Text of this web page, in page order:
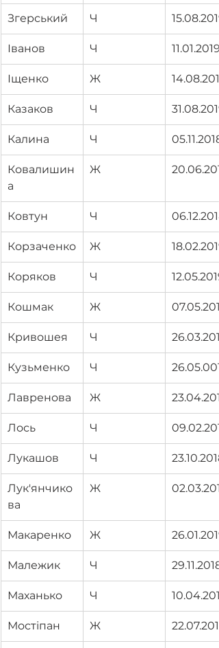
Згерський Ч 15.08.2019
Іванов Ч 11.01.2019
Іщенко Ж
Казаков Ч 31.08.2019
Калина Ч 05.11.2018
Ковалишин
а
Ж
Ковтун Ч 06.12.2018
Корзаченко Ж 18.02.2019
Коряков Ч 12.05.2019
Кошмак Ж
Кривошея Ч
Кузьменко Ч
Лавренова Ж
Лось Ч
Лукашов Ч 23.10.2018
Лук'янчико
ва
Ж
Макаренко Ж 26.01.2019
Малежик Ч 29.11.2018
Маханько Ч
Мостіпан Ж 22.07.2019